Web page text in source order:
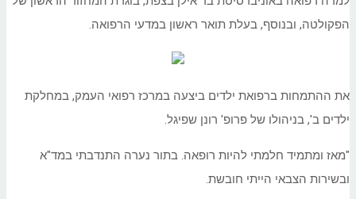
הפקולטה, ובנוסף, בעלת תואר ראשון במדעי הרפואה.
את ההתמחות ברפואת ילדים ביצעה במרכז רפואי העמק, במחלקת
ילדים ב', בניהולו של פרופ' רונן שפיגל.
"מאז ומתמיד חלמתי להיות רופאה. בתור נערה התנדבתי במד"א
ובשירות הצבאי הייתי חובשת.